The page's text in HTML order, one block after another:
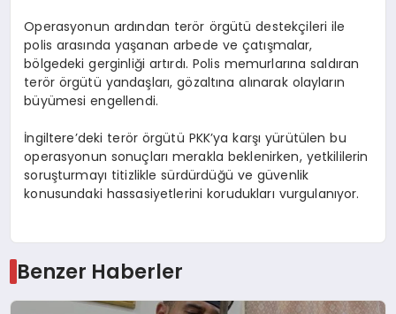
Operasyonun ardından terör örgütü destekçileri ile
polis arasında yaşanan arbede ve çatışmalar,
bölgedeki gerginliği artırdı. Polis memurlarına saldıran
terör örgütü yandaşları, gözaltına alınarak olayların
büyümesi engellendi.
İngiltere’deki terör örgütü PKK’ya karşı yürütülen bu
operasyonun sonuçları merakla beklenirken, yetkililerin
soruşturmayı titizlikle sürdürdüğü ve güvenlik
konusundaki hassasiyetlerini korudukları vurgulanıyor.
Benzer Haberler